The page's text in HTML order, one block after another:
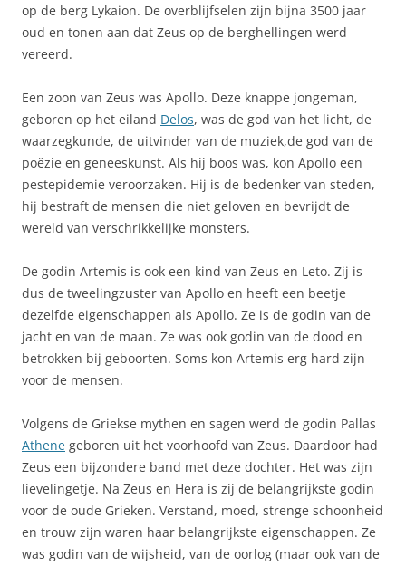
op de berg Lykaion. De overblijfselen zijn bijna 3500 jaar
oud en tonen aan dat Zeus op de berghellingen werd
vereerd.
Een zoon van Zeus was Apollo. Deze knappe jongeman,
geboren op het eiland Delos, was de god van het licht, de
waarzegkunde, de uitvinder van de muziek,de god van de
poëzie en geneeskunst. Als hij boos was, kon Apollo een
pestepidemie veroorzaken. Hij is de bedenker van steden,
hij bestraft de mensen die niet geloven en bevrijdt de
wereld van verschrikkelijke monsters.
De godin Artemis is ook een kind van Zeus en Leto. Zij is
dus de tweelingzuster van Apollo en heeft een beetje
dezelfde eigenschappen als Apollo. Ze is de godin van de
jacht en van de maan. Ze was ook godin van de dood en
betrokken bij geboorten. Soms kon Artemis erg hard zijn
voor de mensen.
Volgens de Griekse mythen en sagen werd de godin Pallas
Athene geboren uit het voorhoofd van Zeus. Daardoor had
Zeus een bijzondere band met deze dochter. Het was zijn
lievelingetje. Na Zeus en Hera is zij de belangrijkste godin
voor de oude Grieken. Verstand, moed, strenge schoonheid
en trouw zijn waren haar belangrijkste eigenschappen. Ze
was godin van de wijsheid, van de oorlog (maar ook van de